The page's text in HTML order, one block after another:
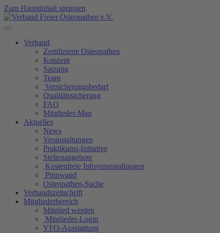
Zum Hauptinhalt springen
Verband
Zertifizierte Osteopathen
Konzept
Satzung
Team
Versicherungsbedarf
Qualitätssicherung
FAQ
Mitglieder-Map
Aktuelles
News
Veranstaltungen
Praktikums-Initiative
Stellenangebote
Kostenfreie Infoveranstaltungen
Pinnwand
Osteopathen-Suche
Verbandszeitschrift
Mitgliederbereich
Mitglied werden
Mitglieder-Login
VFO-Ausstattung